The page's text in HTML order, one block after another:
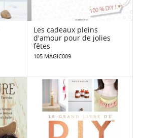
Les cadeaux pleins
d'amour pour de jolies
fêtes
105 MAGIC009